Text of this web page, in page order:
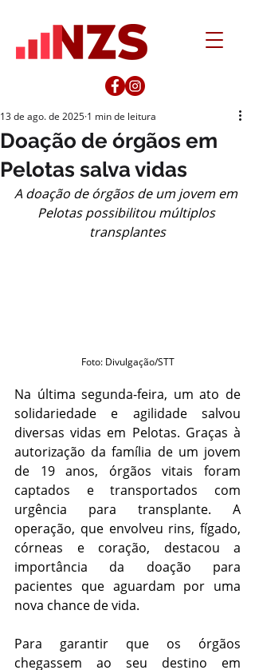
Doação de órgãos em
Pelotas salva vidas
13 de ago. de 2025 1 min de leitura
A doação de órgãos de um jovem em
Pelotas possibilitou múltiplos
transplantes
Foto: Divulgação/STT
Na última segunda-feira, um ato de
solidariedade e agilidade salvou
diversas vidas em Pelotas. Graças à
autorização da família de um jovem
de 19 anos, órgãos vitais foram
captados e transportados com
urgência para transplante. A
operação, que envolveu rins, fígado,
córneas e coração, destacou a
importância da doação para
pacientes que aguardam por uma
nova chance de vida.
Para garantir que os órgãos
chegassem ao seu destino em